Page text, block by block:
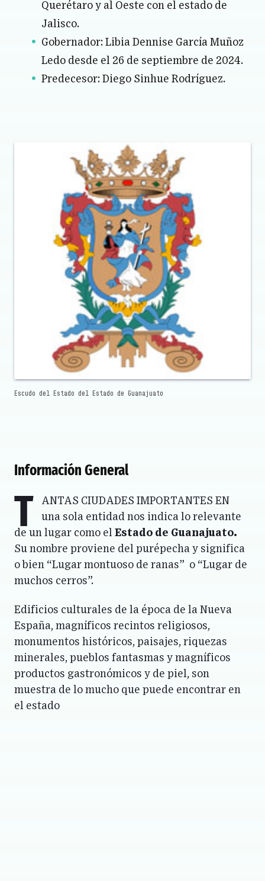
Querétaro y al Oeste con el estado de
Jalisco.
Gobernador: Libia Dennise García Muñoz
Ledo desde el 26 de septiembre de 2024.
Predecesor: Diego Sinhue Rodríguez.
Escudo del Estado del Estado de Guanajuato
Información General
T
antas ciudades importantes en
una sola entidad nos indica lo relevante
de un lugar como el Estado de Guanajuato.
Su nombre proviene del purépecha y significa
o bien “Lugar montuoso de ranas” o “Lugar de
muchos cerros”.
Edificios culturales de la época de la Nueva
España, magníficos recintos religiosos,
monumentos históricos, paisajes, riquezas
minerales, pueblos fantasmas y magníficos
productos gastronómicos y de piel, son
muestra de lo mucho que puede encontrar en
el estado